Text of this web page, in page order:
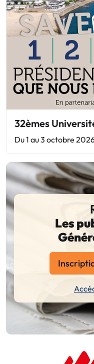
32èmes
Du 1 au 3 octobre
Les